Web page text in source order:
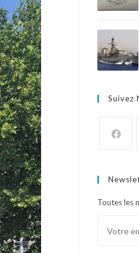
Suivez
Toutes les